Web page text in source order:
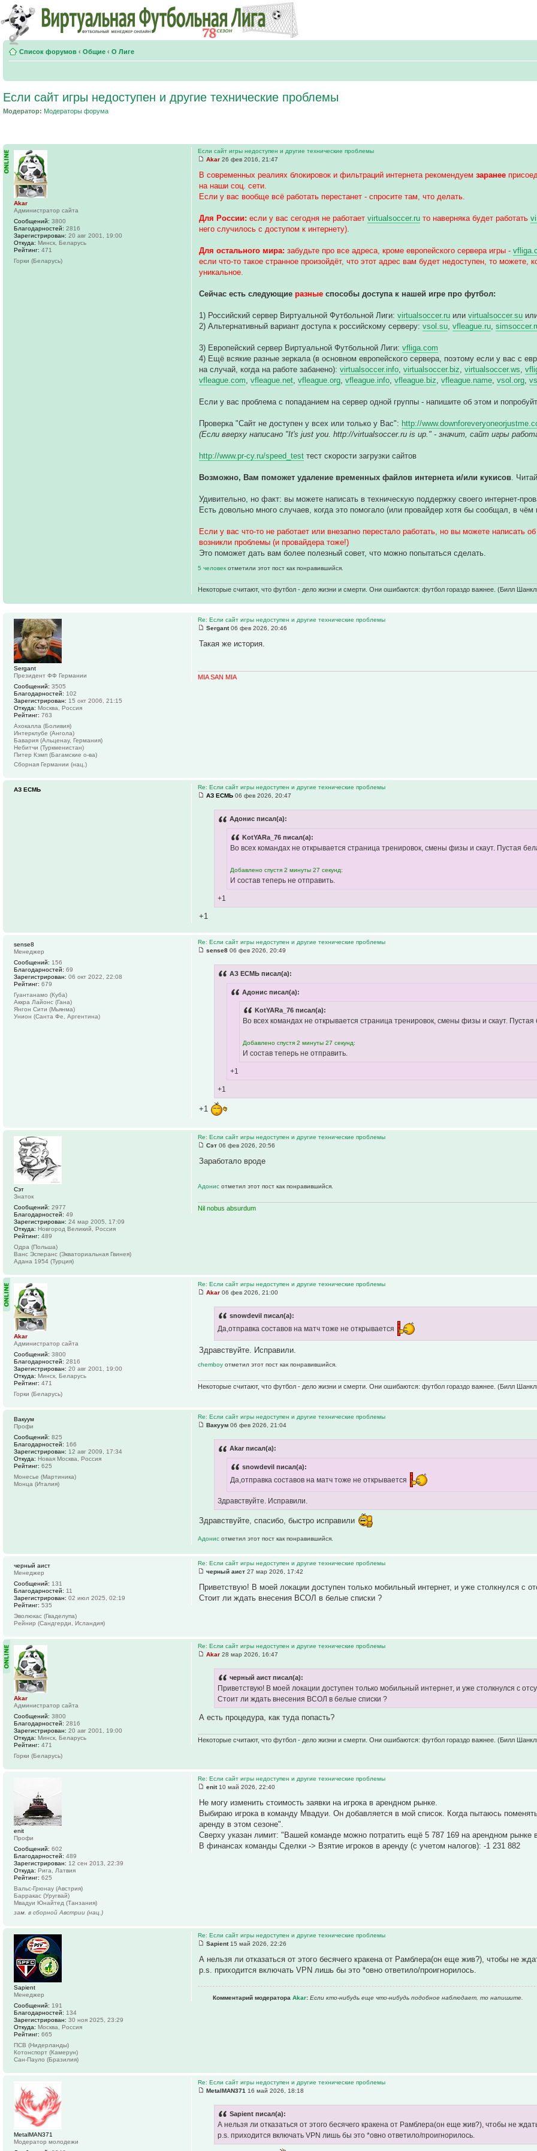
Список форумов ‹ Общие ‹ О Лиге
Если сайт игры недоступен и другие технические проблемы
Модератор: Модераторы форума
Если сайт игры недоступен и другие технические проблемы
Akar 26 фев 2016, 21:47
В современных реалиях блокировок и фильтраций интернета рекомендуемзаранее
на наши соц. сети.
Если у вас вообще всё работать перестанет - спросите там, что делать.
Для России: если у вас сегодня не работаетvirtualsoccer.ru то наверняка будет работать
него случилось с доступом к интернету).
Для остального мира: забудьте про все адреса, кроме европейского сервера игры -
если что-то такое странное произойдёт, что этот адрес вам будет недоступен, то можете,
уникальное.
Сейчас есть следующиеразные способы доступа к нашей игре про футбол:
1) Российский сервер Виртуальной Футбольной Лиги:virtualsoccer.ru илиvirtualsoccer.su
2) Альтернативный вариант доступа к российскому серверу:vsol.su ,vfleague.ru ,
3) Европейский сервер Виртуальной Футбольной Лиги:vfliga.com
4) Ещё всякие разные зеркала (в основном европейского сервера, поэтому если у вас с
на случай, когда на работе забанено):virtualsoccer.info ,virtualsoccer.biz ,virtualsoccer.ws ,
vfleague.com ,vfleague.net ,vfleague.org ,vfleague.info ,vfleague.biz ,vfleague.name ,vsol.org ,
Если у вас проблема с попаданием на сервер одной группы - напишите об этом и
Проверка "Сайт не доступен у всех или только у Вас": http://
(Если вверху написано "It's just you. http://virtualsoccer.ru is up." - значит, сайт игры
http://www.pr-cy.ru/speed_test тест скорости загрузки сайтов
Возможно, Вам поможет удаление временных файлов интернета и/или кукисов .
Удивительно, но факт: вы можете написать в техническую поддержку своего интернет-
Есть довольно много случаев, когда это помогало (или провайдер хотя бы сообщал, в чём
Если у вас что-то не работает или внезапно перестало работать, но вы можете написать
возникли проблемы (и провайдера тоже!)
Это поможет дать вам более полезный совет, что можно попытаться сделать.
5 человекотметили этот пост как понравившийся.
Некоторые считают, что футбол - дело жизни и смерти. Они ошибаются: футбол гораздо важнее. (Билл
Akar
Администратор сайта
Сообщений: 3800
Благодарностей: 2816
Зарегистрирован: 20 авг 2001, 19:00
Откуда: Минск, Беларусь
Рейтинг: 471
Горки (Беларусь)
Re: Если сайт игры недоступен и другие технические проблемы
Sergant06 фев 2026, 20:46
Такая же история.
MIA SAN MIA
Sergant
Президент ФФ Германии
Сообщений: 3505
Благодарностей: 102
Зарегистрирован: 15 окт 2006, 21:15
Откуда: Москва, Россия
Рейтинг: 763
Ахокалла (Боливия)
Интерклубе (Ангола)
Бавария (Альценау, Германия)
Небитчи (Туркменистан)
Питер Кэмп (Багамские о-ва)
Сборная Германии (нац.)
Re: Если сайт игры недоступен и другие технические проблемы
АЗ ЕСМЬ 06 фев 2026, 20:47
Адонис писал(а):
KotYARa_76 писал(а):
Во всех командах не открывается страница тренировок, смены физы и скаут. Пустая
Добавлено спустя 2 минуты 27 секунд:
И состав теперь не отправить.
+1
+1
АЗ ЕСМЬ
Re: Если сайт игры недоступен и другие технические проблемы
sense8 06 фев 2026, 20:49
АЗ ЕСМЬ писал(а):
Адонис писал(а):
KotYARa_76 писал(а):
Во всех командах не открывается страница тренировок, смены физы и скаут.
Добавлено спустя 2 минуты 27 секунд:
И состав теперь не отправить.
+1
+1
+1
sense8
Менеджер
Сообщений: 156
Благодарностей: 69
Зарегистрирован: 06 окт 2022, 22:08
Рейтинг: 679
Гуантанамо (Куба)
Аккра Лайонс (Гана)
Янгон Сити (Мьянма)
Унион (Санта Фе, Аргентина)
Re: Если сайт игры недоступен и другие технические проблемы
Сэт 06 фев 2026, 20:56
Заработало вроде
Адонисотметил этот пост как понравившийся.
Nil nobus absurdum
Сэт
Знаток
Сообщений: 2977
Благодарностей: 49
Зарегистрирован: 24 мар 2005, 17:09
Откуда: Новгород Великий, Россия
Рейтинг: 489
Одра (Польша)
Ванс Эсперанс (Экваториальная Гвинея)
Адана 1954 (Турция)
Re: Если сайт игры недоступен и другие технические проблемы
Akar 06 фев 2026, 21:00
snowdevil писал(а):
Да,отправка составов на матч тоже не открывается
Здравствуйте. Исправили.
chemboyотметил этот пост как понравившийся.
Некоторые считают, что футбол - дело жизни и смерти. Они ошибаются: футбол гораздо важнее. (Билл
Akar
Администратор сайта
Сообщений: 3800
Благодарностей: 2816
Зарегистрирован: 20 авг 2001, 19:00
Откуда: Минск, Беларусь
Рейтинг: 471
Горки (Беларусь)
Re: Если сайт игры недоступен и другие технические проблемы
Вакуум 06 фев 2026, 21:04
Akar писал(а):
snowdevil писал(а):
Да,отправка составов на матч тоже не открывается
Здравствуйте. Исправили.
Здравствуйте, спасибо, быстро исправили
Адонисотметил этот пост как понравившийся.
Вакуум
Профи
Сообщений: 825
Благодарностей: 166
Зарегистрирован: 12 авг 2009, 17:34
Откуда: Новая Москва, Россия
Рейтинг: 625
Монесье (Мартиника)
Монца (Италия)
Re: Если сайт игры недоступен и другие технические проблемы
черный аист 27 мар 2026, 17:42
Приветствую! В моей локации доступен только мобильный интернет, и уже столкнулся с
Стоит ли ждать внесения ВСОЛ в белые списки ?
черный аист
Менеджер
Сообщений: 131
Благодарностей: 11
Зарегистрирован: 02 июл 2025, 02:19
Рейтинг: 535
Эволюкас (Гваделупа)
Рейнир (Сандгерди, Исландия)
Re: Если сайт игры недоступен и другие технические проблемы
Akar 28 мар 2026, 16:47
черный аист писал(а):
Приветствую! В моей локации доступен только мобильный интернет, и уже столкнулся с
Стоит ли ждать внесения ВСОЛ в белые списки ?
А есть процедура, как туда попасть?
Некоторые считают, что футбол - дело жизни и смерти. Они ошибаются: футбол гораздо важнее. (Билл
Akar
Администратор сайта
Сообщений: 3800
Благодарностей: 2816
Зарегистрирован: 20 авг 2001, 19:00
Откуда: Минск, Беларусь
Рейтинг: 471
Горки (Беларусь)
Re: Если сайт игры недоступен и другие технические проблемы
enit10 май 2026, 22:40
Не могу изменить стоимость заявки на игрока в арендном рынке.
Выбираю игрока в команду Мвадуи. Он добавляется в мой список. Когда пытаюсь
аренду в этом сезоне".
Сверху указан лимит: "Вашей команде можно потратить ещё 5 787 169 на арендном рынке
В финансах команды Сделки -> Взятие игроков в аренду (с учетом налогов): -1 231 882
enit
Профи
Сообщений: 602
Благодарностей: 489
Зарегистрирован: 12 сен 2013, 22:39
Откуда: Рига, Латвия
Рейтинг: 625
Вальс-Грюнау (Австрия)
Барракас (Уругвай)
Мвадуи Юнайтед (Танзания)
зам. в сборной Австрии (нац.)
Re: Если сайт игры недоступен и другие технические проблемы
Sapient15 май 2026, 22:26
А нельзя ли отказаться от этого бесячего кракена от Рамблера(он еще жив?), чтобы не
p.s. приходится включать VPN лишь бы это *овно ответило/проигнорилось.
Комментарий модератораAkar: Если кто-нибудь еще что-нибудь подобное наблюдает, то напишите.
Sapient
Менеджер
Сообщений: 191
Благодарностей: 134
Зарегистрирован: 30 ноя 2025, 23:29
Откуда: Москва, Россия
Рейтинг: 665
ПСВ (Нидерланды)
Котонспорт (Камерун)
Сан-Пауло (Бразилия)
Re: Если сайт игры недоступен и другие технические проблемы
MetalMAN371 16 май 2026, 18:18
Sapient писал(а):
А нельзя ли отказаться от этого бесячего кракена от Рамблера(он еще жив?), чтобы не
p.s. приходится включать VPN лишь бы это *овно ответило/проигнорилось.
MetalMAN371
Модератор молодежи